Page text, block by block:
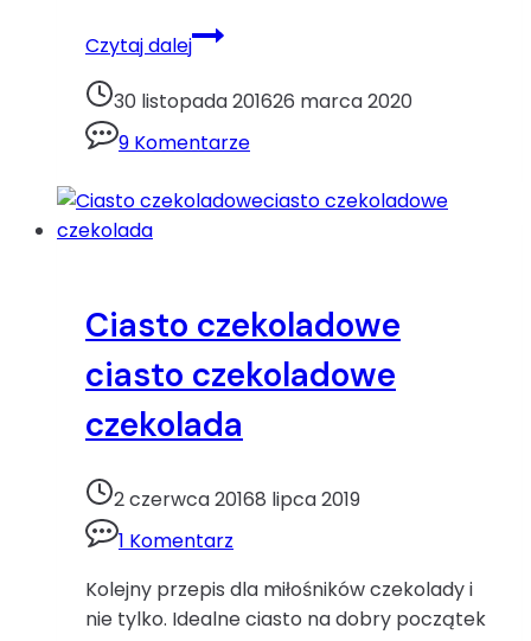
Czytaj dalejCiasto
z
bitą
śmietana
Narodzenie
30 listopada 201626 marca 2020
9 Komentarze
Ciasto czekoladowe
ciasto czekoladowe
czekolada
2 czerwca 20168 lipca 2019
1 Komentarz
Kolejny przepis dla miłośników czekolady i
nie tylko. Idealne ciasto na dobry początek